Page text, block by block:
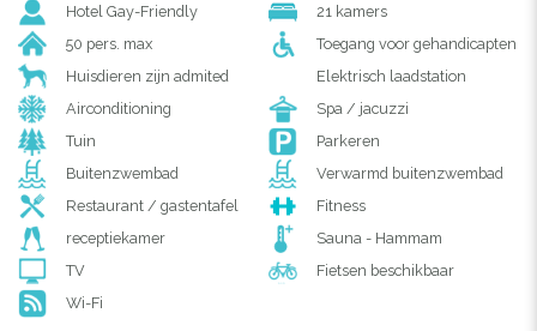
Hotel Gay-Friendly
21 kamers
50 pers. max
Toegang voor gehandicapten
Huisdieren zijn admited
Elektrisch laadstation
Airconditioning
Spa / jacuzzi
Tuin
Parkeren
Buitenzwembad
Verwarmd buitenzwembad
Restaurant / gastentafel
Fitness
receptiekamer
Sauna - Hammam
TV
Fietsen beschikbaar
Wi-Fi